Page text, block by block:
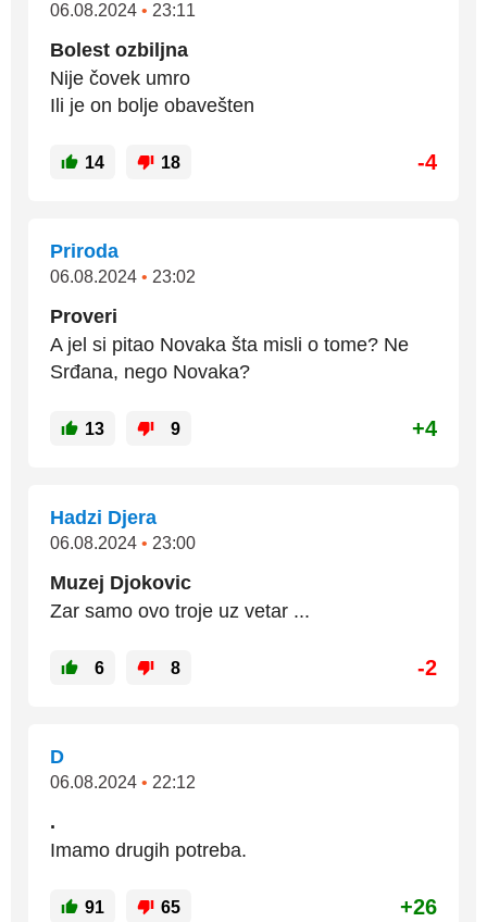
06.08.2024 • 23:11
Bolest ozbiljna
Nije čovek umro
Ili je on bolje obavešten
14 18 -4
Priroda
06.08.2024 • 23:02
Proveri
A jel si pitao Novaka šta misli o tome? Ne
Srđana, nego Novaka?
13 9 +4
Hadzi Djera
06.08.2024 • 23:00
Muzej Djokovic
Zar samo ovo troje uz vetar ...
6 8 -2
D
06.08.2024 • 22:12
.
Imamo drugih potreba.
91 65 +26